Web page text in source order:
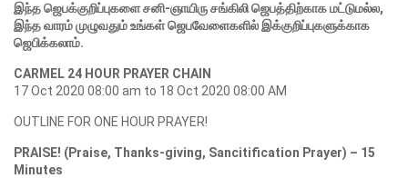
இந்த ஜெபக்குறிப்புகளை சனி-ஞாயிரு சங்கிலி ஜெபத்திற்காக மட்டுமல்ல,
இந்த வாரம் முழுவதும் உங்கள் ஜெபவேளைகளில் இக்குறிப்புகளுக்காக
ஜெபிக்கலாம்.
CARMEL 24 HOUR PRAYER CHAIN
17 Oct 2020 08:00 am to 18 Oct 2020 08:00 AM
OUTLINE FOR ONE HOUR PRAYER!
PRAISE! (Praise, Thanks-giving, Sancitification Prayer) – 15
Minutes